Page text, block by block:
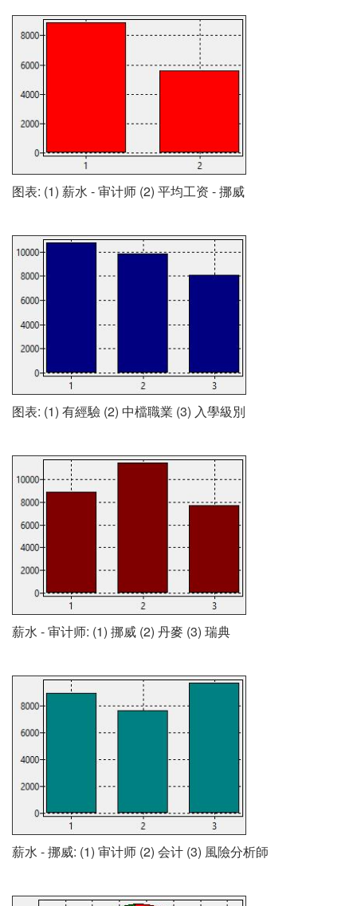
图表: (1) 薪水 - 审计师 (2) 平均工资 - 挪威
图表: (1) 有經驗 (2) 中檔職業 (3) 入學級別
薪水 - 审计师: (1) 挪威 (2) 丹麥 (3) 瑞典
薪水 - 挪威: (1) 审计师 (2) 会计 (3) 風險分析師